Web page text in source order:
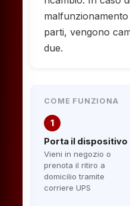
parti, vengono
due.
COME FUNZIONA
1
Porta il dispositivo
Vieni in negozio o
prenota il ritiro a
domicilio tramite
corriere UPS